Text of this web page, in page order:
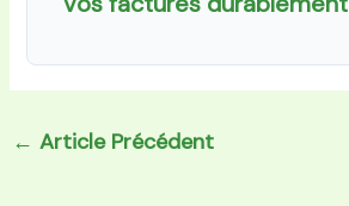
← Article Précédent